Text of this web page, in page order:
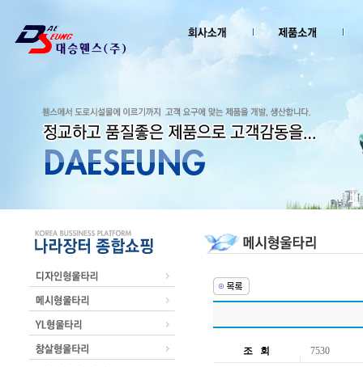
조 회
7530